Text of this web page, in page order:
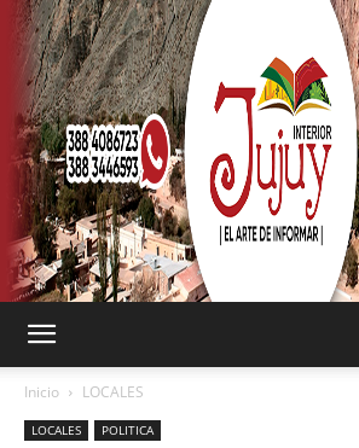
Inicio LOCALES
LOCALES POLITICA